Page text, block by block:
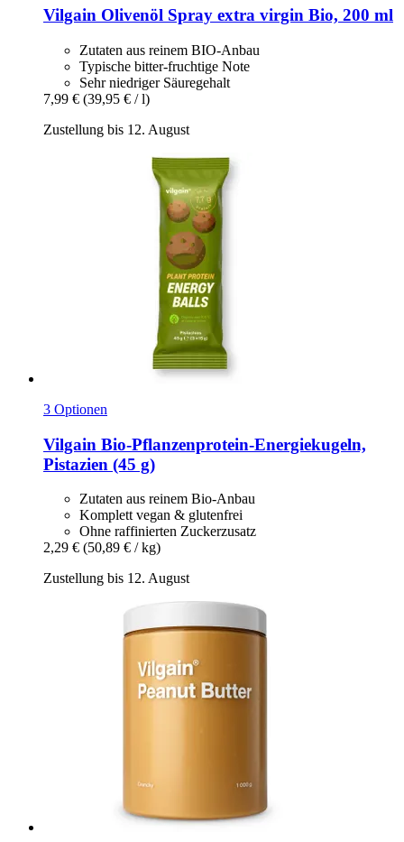
Vilgain Olivenöl Spray extra virgin Bio, 200 ml
Zutaten aus reinem BIO-Anbau
Typische bitter-fruchtige Note
Sehr niedriger Säuregehalt
7,99 € (39,95 € / l)
Zustellung bis 12. August
3 Optionen
Vilgain Bio-​Pflanzenprotein-​Energiekugeln,
Pistazien (45 g)
Zutaten aus reinem Bio-Anbau
Komplett vegan & glutenfrei
Ohne raffinierten Zuckerzusatz
2,29 € (50,89 € / kg)
Zustellung bis 12. August